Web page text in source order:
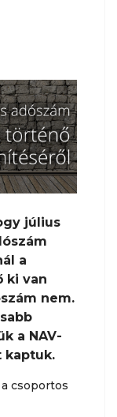
július
a
ki van
nem.
a NAV-
kaptuk.
csoportos